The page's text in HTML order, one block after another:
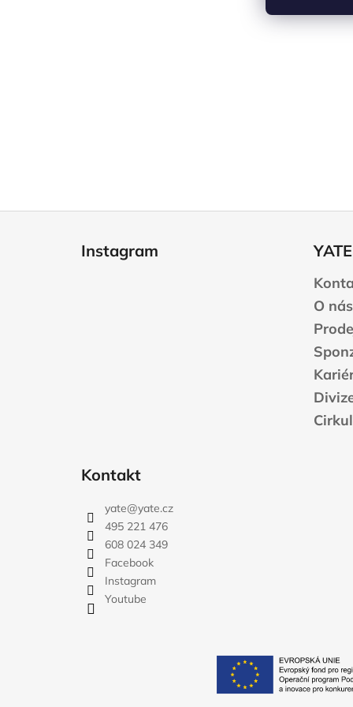
Instagram
O nás
Kontakt
yate@yate.cz
495 221 476
608 024 349
Facebook
Instagram
Youtube